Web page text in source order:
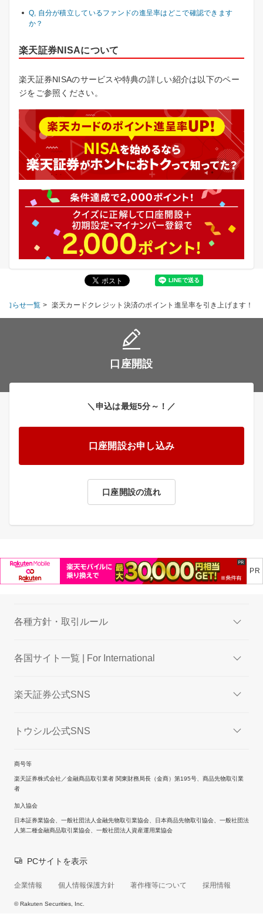
Q, 自分が積立しているファンドの進呈率はどこで確認できます
か？
楽天証券NISAについて
楽天証券NISAのサービスや特典の詳しい紹介は以下のペー
ジをご参照ください。
知らせ一覧 > 楽天カードクレジット決済のポイント進呈率を引き上げます！
口座開設
＼申込は最短5分～！／
口座開設お申し込み
口座開設の流れ
各種方針・取引ルール
各国サイト一覧 | For International
楽天証券公式SNS
トウシル公式SNS
商号等
楽天証券株式会社／金融商品取引業者 関東財務局長（金商）第195号、商品先物取引業
者
加入協会
日本証券業協会、一般社団法人金融先物取引業協会、日本商品先物取引協会、一般社団法
人第二種金融商品取引業協会、一般社団法人資産運用業協会
PCサイトを表示
企業情報 個人情報保護方針 著作権等について 採用情報
© Rakuten Securities, Inc.